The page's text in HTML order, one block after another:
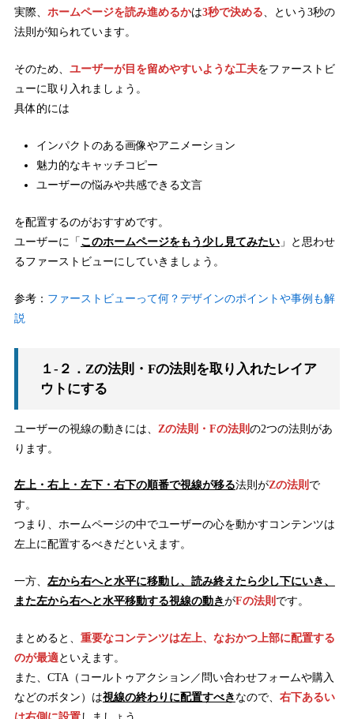
実際、 ホームページを読み進めるかは3秒で決める、という3秒の
法則が知られています。
そのため、 ユーザーが目を留めやすいような工夫をファーストビ
ューに取り入れましょう。
具体的には
インパクトのある画像やアニメーション
魅力的なキャッチコピー
ユーザーの悩みや共感できる文言
を配置するのがおすすめです。
ユーザーに「 このホームページをもう少し見てみたい」と思わせ
るファーストビューにしていきましょう。
参考： ファーストビューって何？デザインのポイントや事例も解
説
１-２．Zの法則・Fの法則を取り入れたレイア
ウトにする
ユーザーの視線の動きには、 Zの法則・Fの法則 の2つの法則があ
ります。
左上・右上・左下・右下の順番で視線が移る法則がZの法則 で
す。
つまり、ホームページの中でユーザーの心を動かすコンテンツは
左上に配置するべきだといえます。
一方、 左から右へと水平に移動し、読み終えたら少し下にいき、
また左から右へと水平移動する視線の動きがFの法則 です。
まとめると、 重要なコンテンツは左上、なおかつ上部に配置する
のが最適といえます。
また、CTA（コールトゥアクション／問い合わせフォームや購入
などのボタン）は視線の終わりに配置すべき なので、 右下あるい